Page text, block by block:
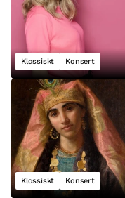
Klassiskt Konsert
Klassiskt Konsert